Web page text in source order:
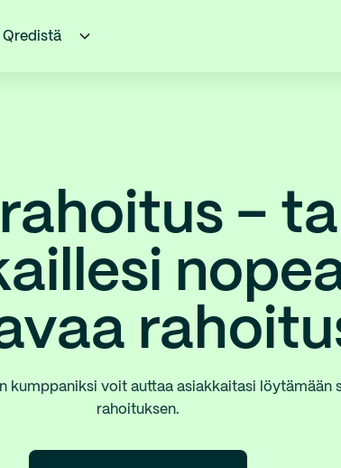
Qredistä
–
kumppaniksi voit auttaa asiakkaitasi löytämään
rahoituksen.